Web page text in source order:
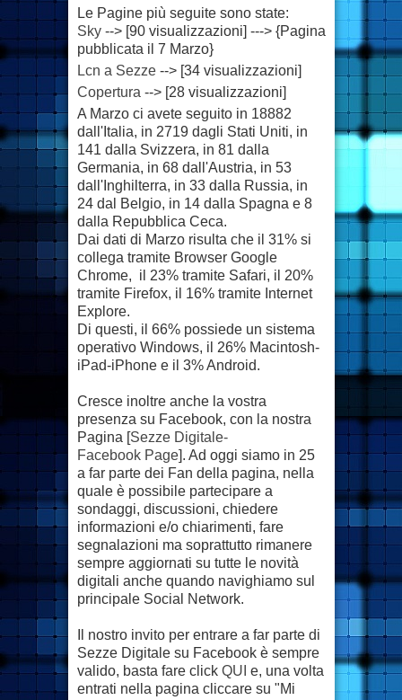
Le Pagine più seguite sono state:
Sky--> [90 visualizzazioni] ---> {Pagina
pubblicata il 7 Marzo}
Lcn a Sezze--> [34 visualizzazioni]
Copertura --> [28 visualizzazioni]
A Marzo ci avete seguito in 18882
dall'Italia, in 2719 dagli Stati Uniti, in
141 dalla Svizzera, in 81 dalla
Germania, in 68 dall'Austria, in 53
dall'Inghilterra, in 33 dalla Russia, in
24 dal Belgio, in 14 dalla Spagna e 8
dalla Repubblica Ceca.
Dai dati di Marzo risulta che il 31% si
collega tramite Browser Google
Chrome, il 23% tramite Safari, il 20%
tramite Firefox, il 16% tramite Internet
Explore.
Di questi, il 66% possiede un sistema
operativo Windows, il 26% Macintosh-
iPad-iPhone e il 3% Android.
Cresce inoltre anche la vostra
presenza su Facebook, con la nostra
Pagina [Sezze Digitale-
Facebook Page]. Ad oggi siamo in 25
a far parte dei Fan della pagina, nella
quale è possibile partecipare a
sondaggi, discussioni, chiedere
informazioni e/o chiarimenti, fare
segnalazioni ma soprattutto rimanere
sempre aggiornati su tutte le novità
digitali anche quando navighiamo sul
principale Social Network.
Il nostro invito per entrare a far parte di
Sezze Digitale su Facebook è sempre
valido, basta fare click QUI e, una volta
entrati nella pagina cliccare su "Mi